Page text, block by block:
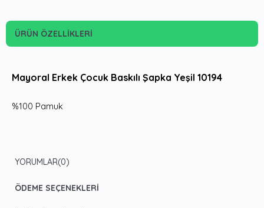
ÜRÜN ÖZELLIKLERI
Mayoral Erkek Çocuk Baskılı Şapka Yeşil 10194
%100 Pamuk
YORUMLAR(0)
ÖDEME SEÇENEKLERI